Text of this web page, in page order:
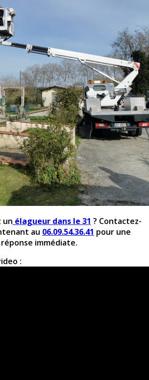
un élagueur dans le 31 ? Contactez-
au 06.09.54.36.41 pour une
réponse immédiate.
: